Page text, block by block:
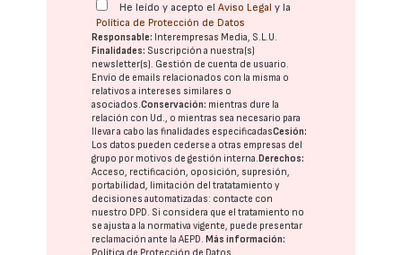
He leído y acepto elAviso Legal y la
Política de Protección de Datos
Responsable: Interempresas Media, S.L.U.
Finalidades: Suscripción a nuestra(s)
newsletter(s). Gestión de cuenta de usuario.
Envío de emails relacionados con la misma o
relativos a intereses similares o
asociados.Conservación: mientras dure la
relación con Ud., o mientras sea necesario para
llevar a cabo las finalidades especificadasCesión:
Los datos pueden cederse a otras empresas del
grupo por motivos de gestión interna. Derechos:
Acceso, rectificación, oposición, supresión,
portabilidad, limitación del tratatamiento y
decisiones automatizadas: contacte con
nuestro DPD. Si considera que el tratamiento no
se ajusta a la normativa vigente, puede presentar
reclamación ante laAEPD. Más información: